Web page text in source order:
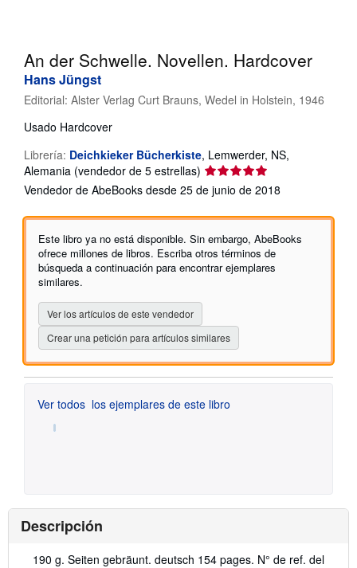
An der Schwelle. Novellen. Hardcover
Hans Jüngst
Editorial: Alster Verlag Curt Brauns, Wedel in Holstein, 1946
Usado Hardcover
Librería: Deichkieker Bücherkiste, Lemwerder, NS,
Alemania (vendedor de 5 estrellas) Calificación
del
vendedor:
5
5
estrellas
Vendedor de AbeBooks desde 25 de junio de 2018
Este libro ya no está disponible. Sin embargo, AbeBooks
ofrece millones de libros. Escriba otros términos de
búsqueda a continuación para encontrar ejemplares
similares.
Ver los artículos de este vendedor
Crear una petición para artículos similares
Ver todos los ejemplares de este libro
Descripción
Descripción:
190 g. Seiten gebräunt. deutsch 154 pages. N° de ref. del